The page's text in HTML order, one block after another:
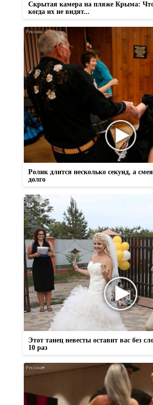
Скрытая камера на пляже Крыма:
когда их не видят...
Ролик длится несколько секунд, а
долго
Этот танец невесты оставит вас без
10 раз